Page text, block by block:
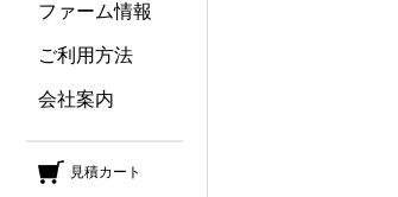
ファーム情報
ご利用方法
会社案内
見積カート